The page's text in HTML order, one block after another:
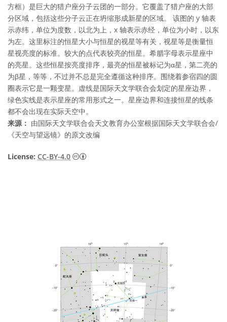
方框）是巨大的猎户座分子云团的一部分。它覆盖了猎户座的大部
分区域，包括这些分子云正在坍缩形成新星的区域。 该图的 y 轴表
示赤纬，单位为度数，以北为上，x 轴表示赤经，单位为小时，以东
为左。这里标注的恒星大小与恒星的视星等有关，视星等是衡量恒
星视亮度的标准。较大的点代表较亮的恒星。希腊字母表示星座中
的亮星。这些恒星按亮度排序，最亮的恒星被标记为α星，第二亮的
为β星，等等，不过并不总是完全遵循这种排序。围绕着参宿四的圆
圈表示它是一颗变星。虚线是国际天文学联合会划定的星座边界，
绿色实线是表示星座的常用形式之一。星座边界和连接恒星的线条
都不会出现在实际天空中。
来源： 由国际天文学联合会天文教育办公室根据国际天文学联合会/
《天空与望远镜》的原文改编
License: CC-BY-4.0 知识共享许可协议 署名 4.0 国际 (CC BY